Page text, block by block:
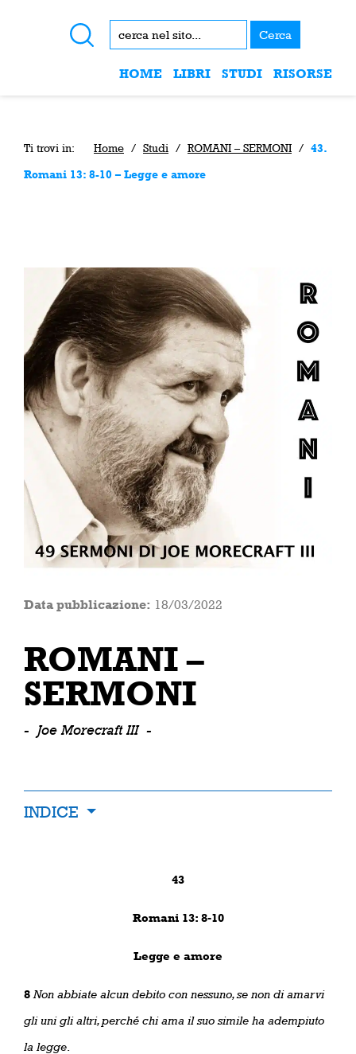
Cerca
HOME LIBRI STUDI RISORSE
Ti trovi in: Home / Studi / ROMANI – SERMONI / 43.
Romani 13: 8-10 – Legge e amore
Data pubblicazione: 18/03/2022
ROMANI –
SERMONI
- Joe Morecraft III -
INDICE
43
Romani 13: 8-10
Legge e amore
8 Non abbiate alcun debito con nessuno, se non di amarvi
gli uni gli altri, perché chi ama il suo simile ha adempiuto
la legge